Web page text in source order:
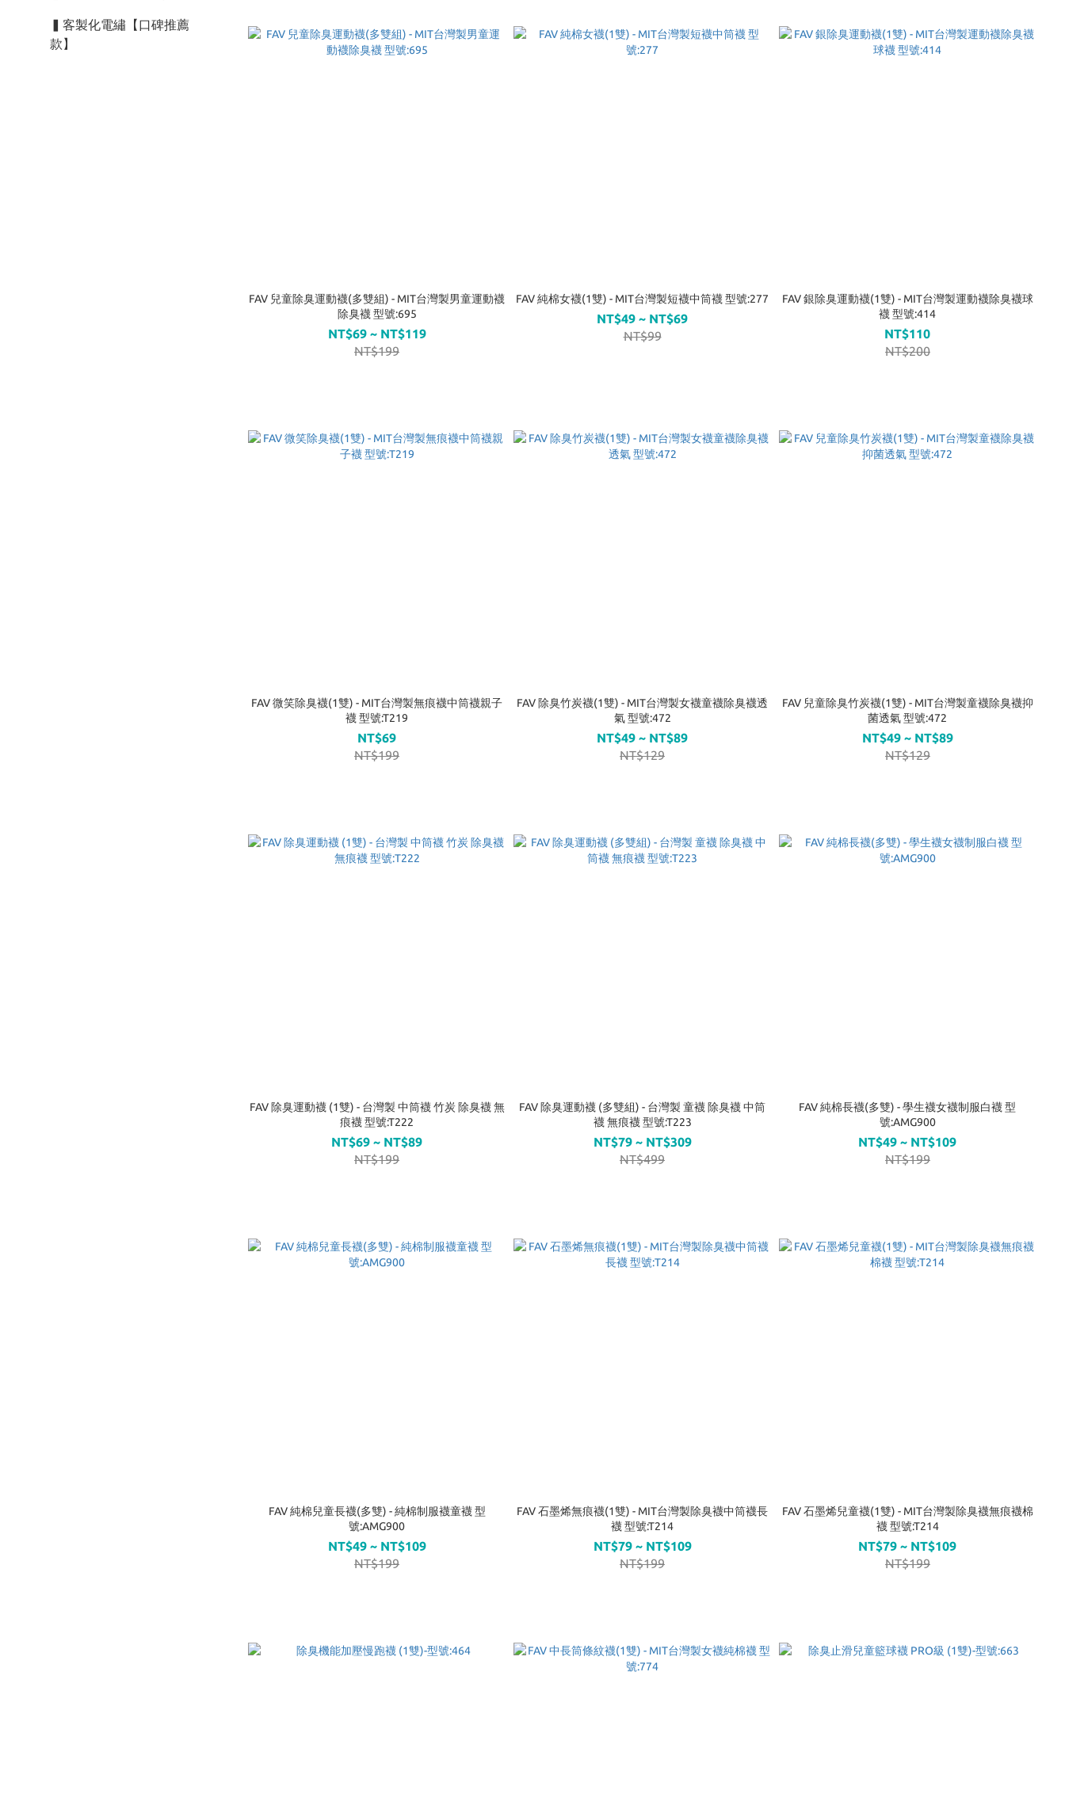
▍客製化電繡【口碑推薦
款】
FAV 兒童除臭運動襪(多雙組) - MIT台灣製男童運動襪
除臭襪 型號:695
NT$69 ~ NT$119
NT$199
FAV 純棉女襪(1雙) - MIT台灣製短襪中筒襪 型號:277
NT$49 ~ NT$69
NT$99
FAV 銀除臭運動襪(1雙) - MIT台灣製運動襪除臭襪球
襪 型號:414
NT$110
NT$200
FAV 微笑除臭襪(1雙) - MIT台灣製無痕襪中筒襪親子
襪 型號:T219
NT$69
NT$199
FAV 除臭竹炭襪(1雙) - MIT台灣製女襪童襪除臭襪透
氣 型號:472
NT$49 ~ NT$89
NT$129
FAV 兒童除臭竹炭襪(1雙) - MIT台灣製童襪除臭襪抑
菌透氣 型號:472
NT$49 ~ NT$89
NT$129
FAV 除臭運動襪 (1雙) - 台灣製 中筒襪 竹炭 除臭襪 無
痕襪 型號:T222
NT$69 ~ NT$89
NT$199
FAV 除臭運動襪 (多雙組) - 台灣製 童襪 除臭襪 中筒
襪 無痕襪 型號:T223
NT$79 ~ NT$309
NT$499
FAV 純棉長襪(多雙) - 學生襪女襪制服白襪 型
號:AMG900
NT$49 ~ NT$109
NT$199
FAV 純棉兒童長襪(多雙) - 純棉制服襪童襪 型
號:AMG900
NT$49 ~ NT$109
NT$199
FAV 石墨烯無痕襪(1雙) - MIT台灣製除臭襪中筒襪長
襪 型號:T214
NT$79 ~ NT$109
NT$199
FAV 石墨烯兒童襪(1雙) - MIT台灣製除臭襪無痕襪棉
襪 型號:T214
NT$79 ~ NT$109
NT$199